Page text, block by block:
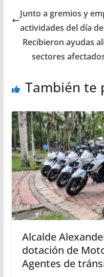
Junto a gremios y
actividades del día
Recibieron ayudas
sectores
También te
Alcalde
dotación de
Agentes de